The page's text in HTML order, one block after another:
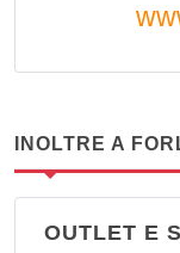
INOLTRE A
OUTLET E